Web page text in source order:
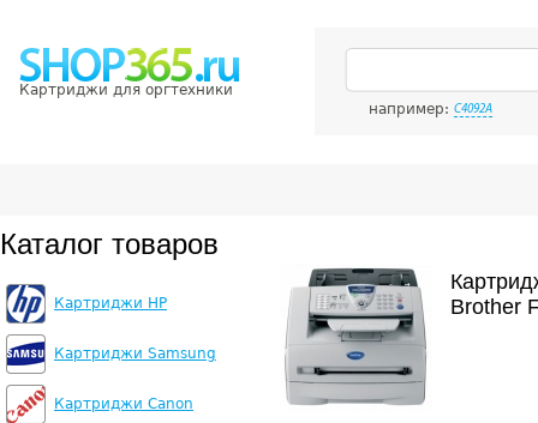
Картриджи для оргтехники
например: C4092A
Каталог товаров
Картриджи HP
Картриджи Samsung
Картриджи Canon
Brother